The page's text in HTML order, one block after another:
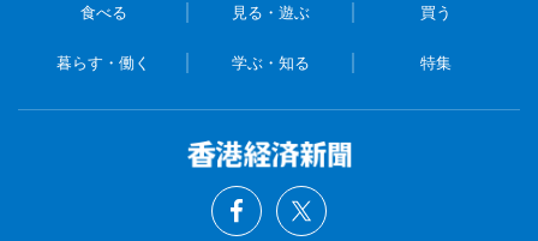
食べる 見る・遊ぶ 買う
暮らす・働く 学ぶ・知る 特集